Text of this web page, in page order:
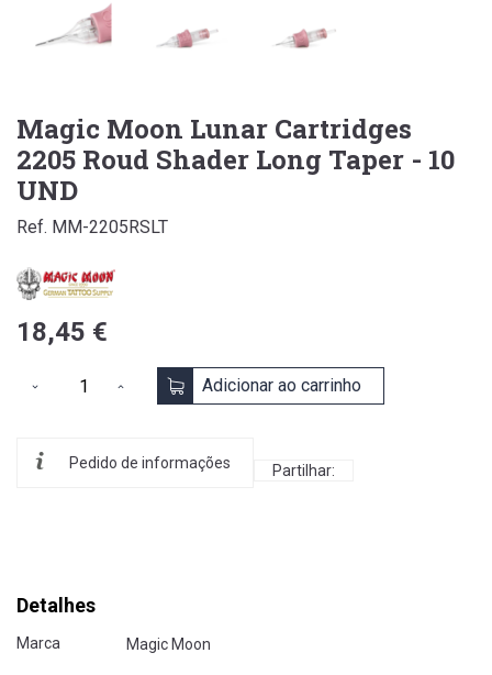
Magic Moon Lunar Cartridges
2205 Roud Shader Long Taper - 10
UND
Ref. MM-2205RSLT
18,45 €
Adicionar ao carrinho
Pedido de informações Partilhar:
Detalhes
Marca Magic Moon